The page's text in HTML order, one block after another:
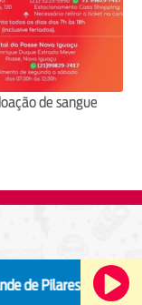
de sangue
faz alerta após